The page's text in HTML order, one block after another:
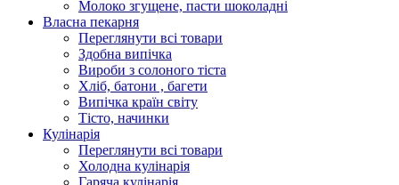
Молоко згущене, пасти шоколадні
Власна пекарня
Переглянути всі товари
Здобна випічка
Вироби з солоного тіста
Хліб, батони , багети
Випічка країн світу
Тісто, начинки
Кулінарія
Переглянути всі товари
Холодна кулінарія
Гаряча кулінарія